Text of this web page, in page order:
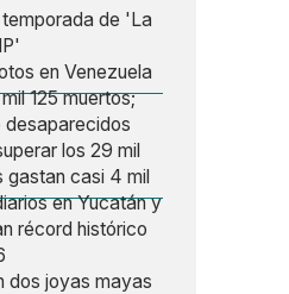
de 'La
en Venezuela
125 muertos;
desaparecidos
los 29 mil
gastan casi 4 mil
en Yucatán y
récord histórico
dos joyas mayas